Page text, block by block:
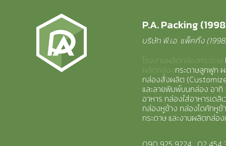
P.A. Packing
บริษัท พี.เอ. แพ็คกิ้ง
โรงงานผลิตกล่องกระดาษ
ผลิตกล่องกระดาษลูกฟูก
กล่องสั่งผลิต
และลายพิมพ์บนกล่อง อาทิ
อาหาร กล่องใส่อาหารเด
กล่องหูช้าง กล่องไดคัทหู
กระดาษ และงานผลิตกล่อ